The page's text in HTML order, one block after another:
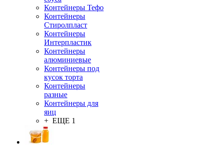
Контейнеры Тефо
Контейнеры
Стиролпласт
Контейнеры
Интерпластик
Контейнеры
алюминиевые
Контейнеры под
кусок торта
Контейнеры
разные
Контейнеры для
яиц
+ ЕЩЕ 1